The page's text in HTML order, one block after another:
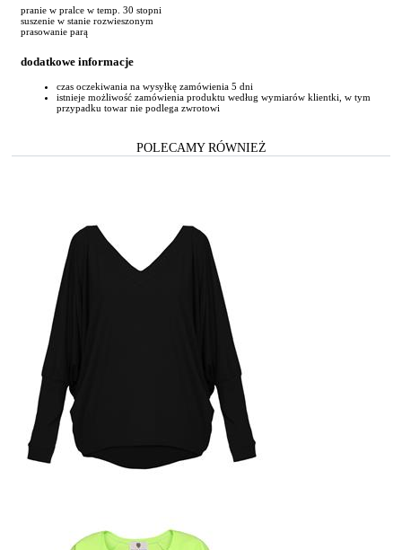
pranie w pralce w temp. 30 stopni
suszenie w stanie rozwieszonym
prasowanie parą
dodatkowe informacje
czas oczekiwania na wysyłkę zamówienia 5 dni
istnieje możliwość zamówienia produktu według wymiarów klientki, w tym
przypadku towar nie podlega zwrotowi
POLECAMY RÓWNIEŻ